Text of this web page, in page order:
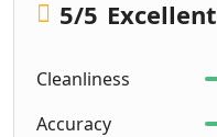
5/5 Excellent
Cleanliness
Accuracy